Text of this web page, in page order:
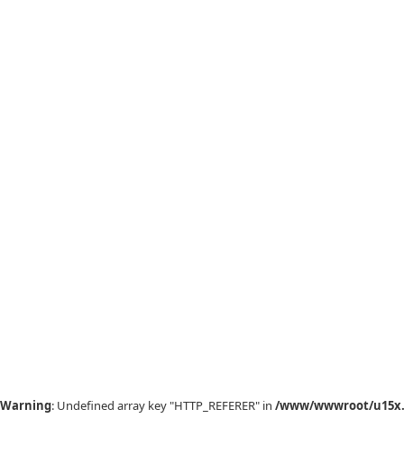
Warning: Undefined array key "HTTP_REFERER" in /www/wwwroot/